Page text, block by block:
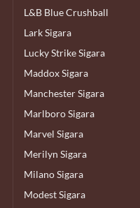
L&B Blue Crushball
Lark Sigara
Lucky Strike Sigara
Maddox Sigara
Manchester Sigara
Marlboro Sigara
Marvel Sigara
Merilyn Sigara
Milano Sigara
Modest Sigara